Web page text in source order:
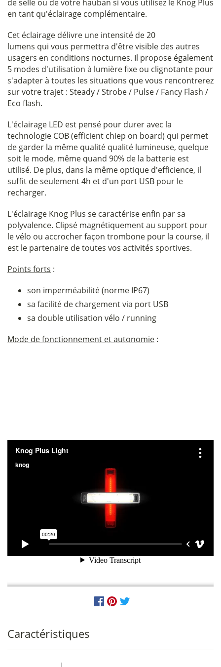
de selle ou de votre hauban si vous utilisez le Knog Plus
en tant qu'éclairage complémentaire.
Cet éclairage délivre une intensité de 20
lumens qui vous permettra d'être visible des autres
usagers en conditions nocturnes. Il propose également
5 modes d'utilisation à lumière fixe ou clignotante pour
s'adapter à toutes les situations que vous rencontrerez
sur votre trajet : Steady / Strobe / Pulse / Fancy Flash /
Eco flash.
L'éclairage LED est pensé pour durer avec la
technologie COB (efficient chiep on board) qui permet
de garder la même qualité qualité lumineuse, quelque
soit le mode, même quand 90% de la batterie est
utilisé. De plus, dans la même optique d'efficience, il
suffit de seulement 4h et d'un port USB pour le
recharger.
L'éclairage Knog Plus se caractérise enfin par sa
polyvalence. Clipsé magnétiquement au support pour
le vélo ou accrocher façon trombone pour la course, il
est le partenaire de toutes vos activités sportives.
Points forts :
son imperméabilité (norme IP67)
sa facilité de chargement via port USB
sa double utilisation vélo / running
Mode de fonctionnement et autonomie :
Caractéristiques